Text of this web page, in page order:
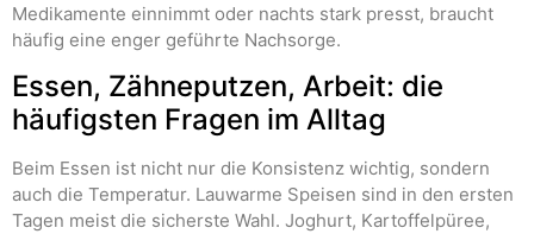
Medikamente einnimmt oder nachts stark presst, braucht
häufig eine enger geführte Nachsorge.
Essen, Zähneputzen, Arbeit: die
häufigsten Fragen im Alltag
Beim Essen ist nicht nur die Konsistenz wichtig, sondern
auch die Temperatur. Lauwarme Speisen sind in den ersten
Tagen meist die sicherste Wahl. Joghurt, Kartoffelpüree,